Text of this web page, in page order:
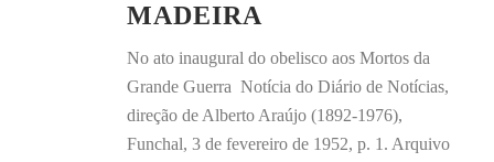
MADEIRA
No ato inaugural do obelisco aos Mortos da
Grande Guerra Notícia do Diário de Notícias,
direção de Alberto Araújo (1892-1976),
Funchal, 3 de fevereiro de 1952, p. 1. Arquivo